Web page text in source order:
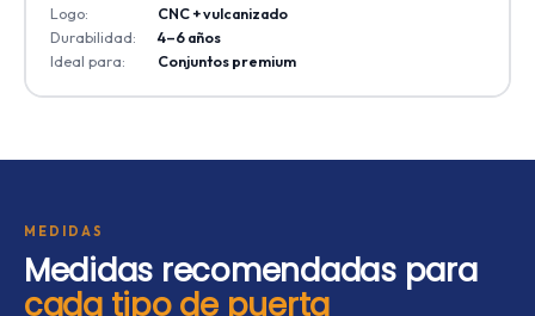
Logo:
CNC + vulcanizado
Durabilidad:
4–6 años
Ideal para:
Conjuntos premium
MEDIDAS
Medidas recomendadas para
cada tipo de puerta